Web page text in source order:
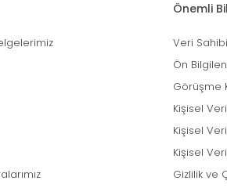
Önemli
Veri
Ön
Görüşme
Kişisel
Kişisel
Kişisel
Gizlilik ve